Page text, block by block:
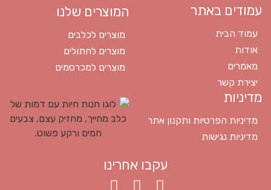
עמודים באתר
עמוד הבית
אודות
מאמרים
יצירת קשר
המוצרים שלנו
מוצרים לכלבים
מוצרים לחתולים
מוצרים למכרסמים
מדיניות
מדיניות הפרטיות ותקנון אתר
מדיניות נגישות
עקבו אחרינו